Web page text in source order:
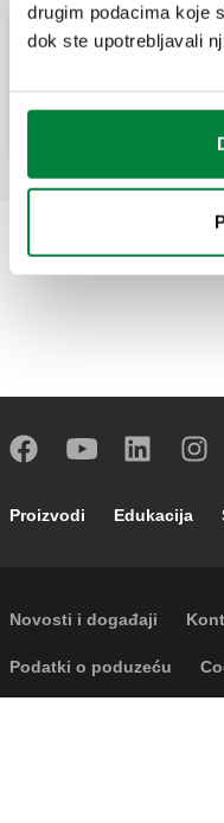
drugim podacima koje
dok ste upotrebljavali
Footer main
Proizvodi Edukacija
Footer secondary
Novosti i događaji
Footer menu
Podatki o poduzeću